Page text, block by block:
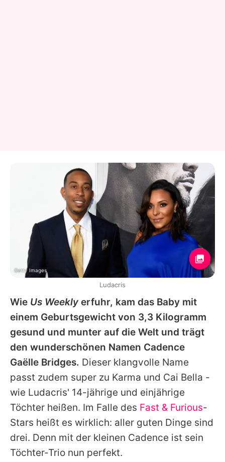
Wie Us Weekly erfuhr, kam das Baby mit
einem Geburtsgewicht von 3,3 Kilogramm
gesund und munter auf die Welt und trägt
den wunderschönen Namen Cadence
Gaëlle Bridges. Dieser klangvolle Name
passt zudem super zu Karma und Cai Bella -
wie Ludacris' 14-jährige und einjährige
Töchter heißen. Im Falle des Fast & Furious-
Stars heißt es wirklich: aller guten Dinge sind
drei. Denn mit der kleinen Cadence ist sein
Töchter-Trio nun perfekt.
Getty Images
Ludacris